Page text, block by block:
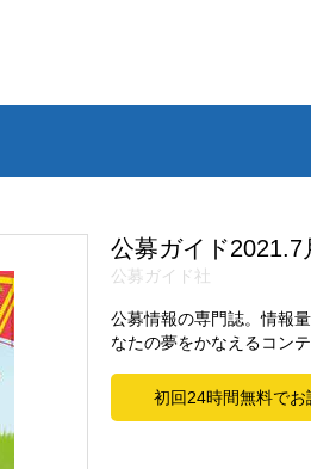
公募ガイド2021.7
公募ガイド社
公募情報の専門誌。情報
なたの夢をかなえるコン
初回24時間無料でお